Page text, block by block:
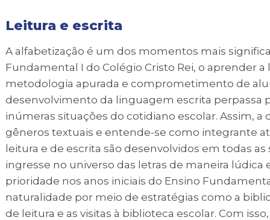
Leitura e escrita
A alfabetização é um dos momentos mais
Fundamental I do Colégio Cristo Rei, o aprender
metodologia apurada e comprometimento de
desenvolvimento da linguagem escrita perpassa
inúmeras situações do cotidiano escolar. Assim,
gêneros textuais e entende-se como integrante
leitura e de escrita são desenvolvidos em todas
ingresse no universo das letras de maneira lúdica
prioridade nos anos iniciais do Ensino
naturalidade por meio de estratégias como a
de leitura e as visitas à biblioteca escolar. Com